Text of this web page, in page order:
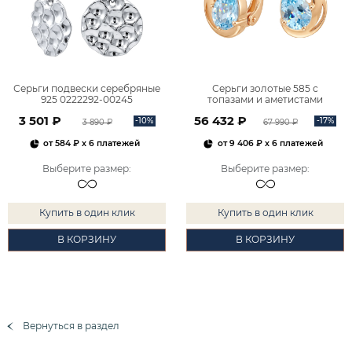
Серьги подвески серебряные
925 0222292-00245
3 501 ₽ 3 890 ₽ -10%
от584 ₽ x 6 платежей
Выберите размер:
Купить в один клик
В КОРЗИНУ
Серьги золотые 585 с
топазами и аметистами
56 432 ₽ 67 990 ₽ -17%
от9 406 ₽x 6 платежей
Выберите размер:
Купить в один клик
В КОРЗИНУ
Вернуться в раздел